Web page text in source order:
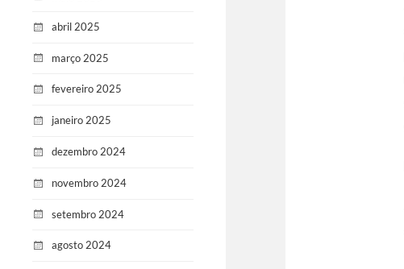
abril 2025
março 2025
fevereiro 2025
janeiro 2025
dezembro 2024
novembro 2024
setembro 2024
agosto 2024